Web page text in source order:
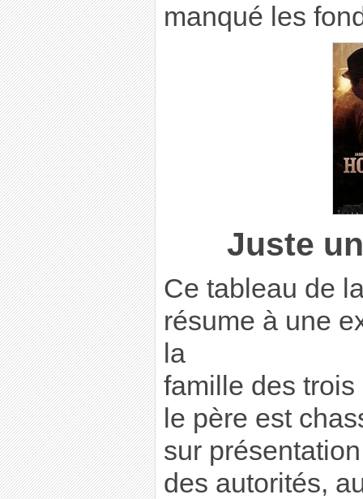
manqué les
Juste
Ce tableau de
résume à une
la
famille des trois
le père est
sur
des autorités,